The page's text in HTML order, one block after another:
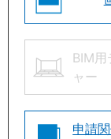
BIM用
ャー
申請